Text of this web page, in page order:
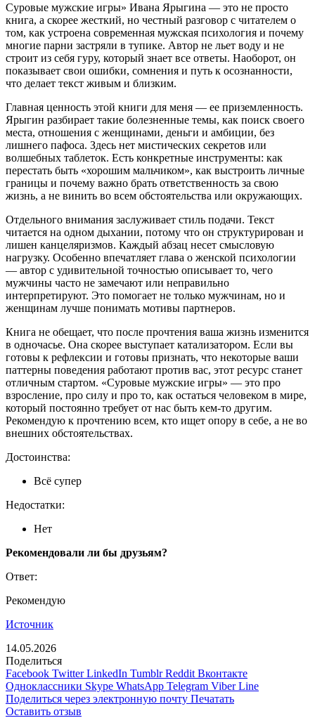
Суровые мужские игры» Ивана Ярыгина — это не просто
книга, а скорее жесткий, но честный разговор с читателем о
том, как устроена современная мужская психология и почему
многие парни застряли в тупике. Автор не льет воду и не
строит из себя гуру, который знает все ответы. Наоборот, он
показывает свои ошибки, сомнения и путь к осознанности,
что делает текст живым и близким.
Главная ценность этой книги для меня — ее приземленность.
Ярыгин разбирает такие болезненные темы, как поиск своего
места, отношения с женщинами, деньги и амбиции, без
лишнего пафоса. Здесь нет мистических секретов или
волшебных таблеток. Есть конкретные инструменты: как
перестать быть «хорошим мальчиком», как выстроить личные
границы и почему важно брать ответственность за свою
жизнь, а не винить во всем обстоятельства или окружающих.
Отдельного внимания заслуживает стиль подачи. Текст
читается на одном дыхании, потому что он структурирован и
лишен канцеляризмов. Каждый абзац несет смысловую
нагрузку. Особенно впечатляет глава о женской психологии
— автор с удивительной точностью описывает то, чего
мужчины часто не замечают или неправильно
интерпретируют. Это помогает не только мужчинам, но и
женщинам лучше понимать мотивы партнеров.
Книга не обещает, что после прочтения ваша жизнь изменится
в одночасье. Она скорее выступает катализатором. Если вы
готовы к рефлексии и готовы признать, что некоторые ваши
паттерны поведения работают против вас, этот ресурс станет
отличным стартом. «Суровые мужские игры» — это про
взросление, про силу и про то, как остаться человеком в мире,
который постоянно требует от нас быть кем-то другим.
Рекомендую к прочтению всем, кто ищет опору в себе, а не во
внешних обстоятельствах.
Достоинства:
Всё супер
Недостатки:
Нет
Рекомендовали ли бы друзьям?
Ответ:
Рекомендую
Источник
14.05.2026
Поделиться
Facebook Twitter LinkedIn Tumblr Reddit Вконтакте
Одноклассники Skype WhatsApp Telegram Viber Line
Поделиться через электронную почту Печатать
Оставить отзыв